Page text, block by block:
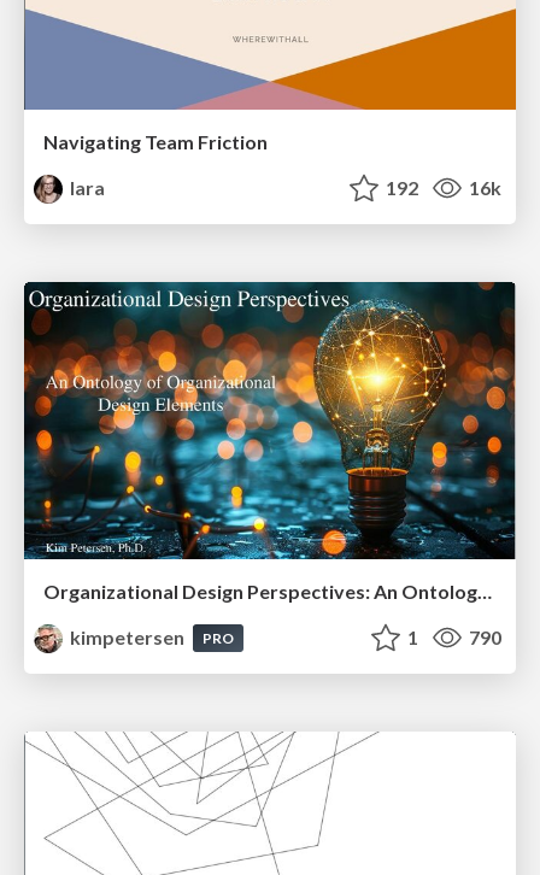
Navigating Team Friction
lara
192 16k
kimpetersen
PRO 1 790